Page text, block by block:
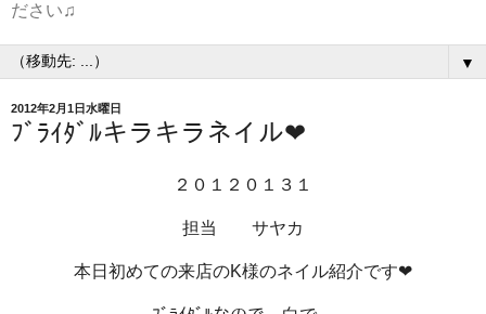
ださい♫
▼
2012年2月1日水曜日
ﾌﾞﾗｲﾀﾞﾙキラキラネイル❤
２０１２０１３１
担当 サヤカ
本日初めての来店のK様のネイル紹介です❤